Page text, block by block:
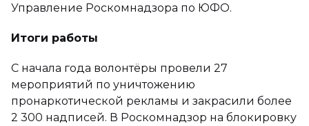
Управление Роскомнадзора по ЮФО.
Итоги работы
С начала года волонтёры провели 27
мероприятий по уничтожению
пронаркотической рекламы и закрасили более
2 300 надписей. В Роскомнадзор на блокировку